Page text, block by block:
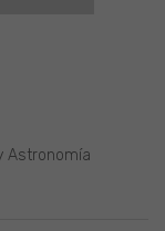
Astronomía